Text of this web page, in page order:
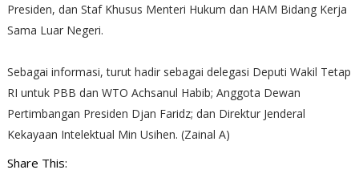
Presiden, dan Staf Khusus Menteri Hukum dan HAM Bidang Kerja
Sama Luar Negeri.
Sebagai informasi, turut hadir sebagai delegasi Deputi Wakil Tetap
RI untuk PBB dan WTO Achsanul Habib; Anggota Dewan
Pertimbangan Presiden Djan Faridz; dan Direktur Jenderal
Kekayaan Intelektual Min Usihen. (Zainal A)
Share This: